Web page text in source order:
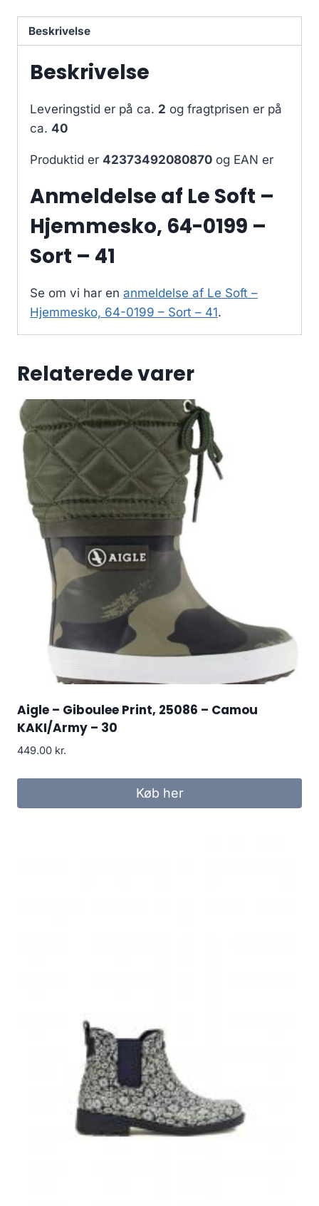
Beskrivelse
Beskrivelse
Leveringstid er på ca. 2 og fragtprisen er på
ca. 40
Produktid er 42373492080870 og EAN er
Anmeldelse af Le Soft –
Hjemmesko, 64-0199 –
Sort – 41
Se om vi har en anmeldelse af Le Soft –
Hjemmesko, 64-0199 – Sort – 41.
Relaterede varer
Aigle – Giboulee Print, 25086 – Camou
KAKI/Army – 30
449.00 kr.
Køb her